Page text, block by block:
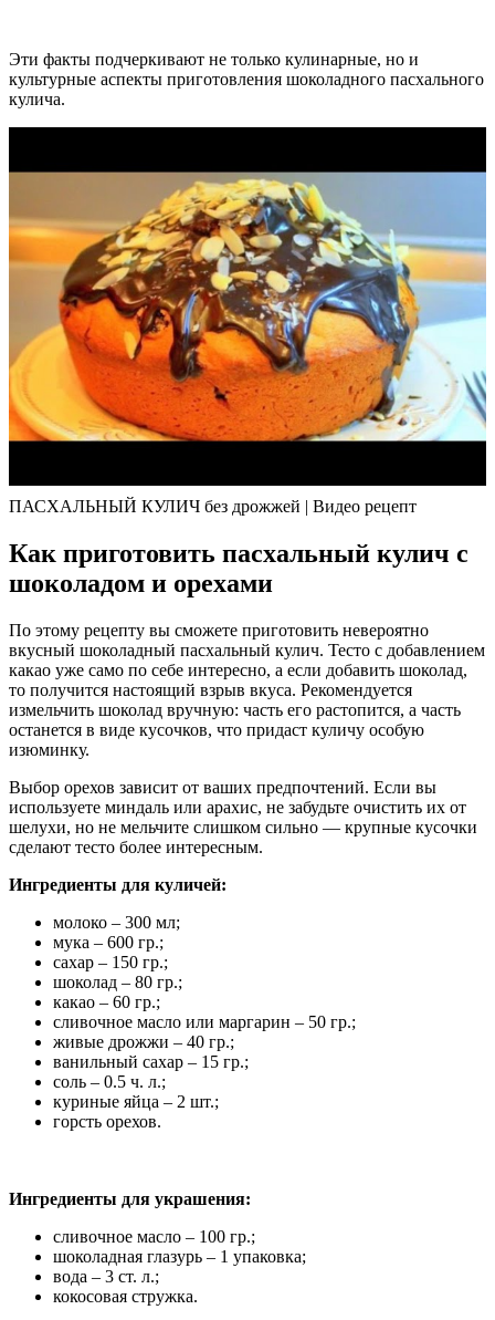
Эти факты подчеркивают не только кулинарные, но и
культурные аспекты приготовления шоколадного пасхального
кулича.
ПАСХАЛЬНЫЙ КУЛИЧ без дрожжей | Видео рецепт
Как приготовить пасхальный кулич с
шоколадом и орехами
По этому рецепту вы сможете приготовить невероятно
вкусный шоколадный пасхальный кулич. Тесто с добавлением
какао уже само по себе интересно, а если добавить шоколад,
то получится настоящий взрыв вкуса. Рекомендуется
измельчить шоколад вручную: часть его растопится, а часть
останется в виде кусочков, что придаст куличу особую
изюминку.
Выбор орехов зависит от ваших предпочтений. Если вы
используете миндаль или арахис, не забудьте очистить их от
шелухи, но не мельчите слишком сильно — крупные кусочки
сделают тесто более интересным.
Ингредиенты для куличей:
молоко – 300 мл;
мука – 600 гр.;
сахар – 150 гр.;
шоколад – 80 гр.;
какао – 60 гр.;
сливочное масло или маргарин – 50 гр.;
живые дрожжи – 40 гр.;
ванильный сахар – 15 гр.;
соль – 0.5 ч. л.;
куриные яйца – 2 шт.;
горсть орехов.
Ингредиенты для украшения:
сливочное масло – 100 гр.;
шоколадная глазурь – 1 упаковка;
вода – 3 ст. л.;
кокосовая стружка.